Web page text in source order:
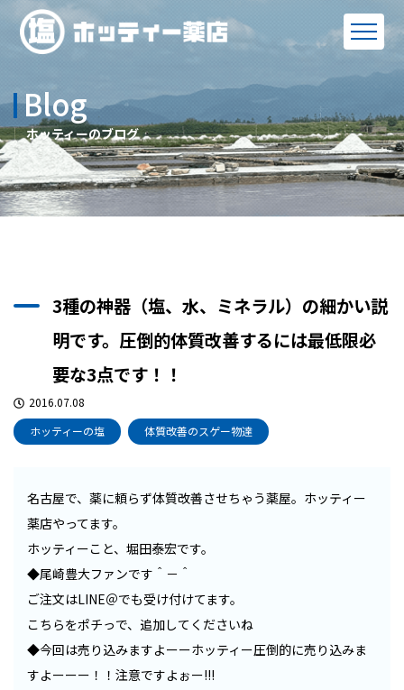
Blog
ホッティーのブログ
3種の神器（塩、水、ミネラル）の細かい説
明です。圧倒的体質改善するには最低限必
要な3点です！！
2016.07.08
ホッティーの塩
体質改善のスゲー物達
名古屋で、薬に頼らず体質改善させちゃう薬屋。ホッティー
薬店やってます。
ホッティーこと、堀田泰宏です。
◆尾崎豊大ファンです＾－＾
ご注文はLINE＠でも受け付けてます。
こちらをポチっで、追加してくださいね
◆今回は売り込みますよーーホッティー圧倒的に売り込みま
すよーーー！！注意ですよぉー!!!